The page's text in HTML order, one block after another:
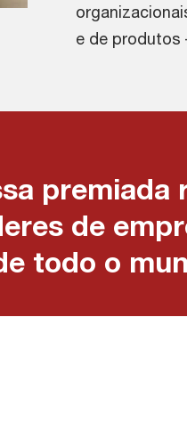
e de produtos
premiada
de
todo o